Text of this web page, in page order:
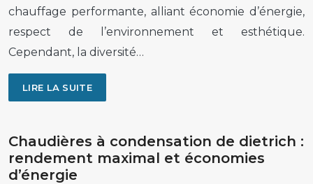
chauffage performante, alliant économie d’énergie,
respect de l’environnement et esthétique.
Cependant, la diversité…
LIRE LA SUITE
Chaudières à condensation de dietrich :
rendement maximal et économies
d’énergie